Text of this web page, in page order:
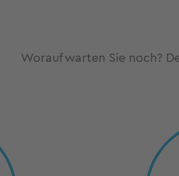
Worauf warten Sie noch?